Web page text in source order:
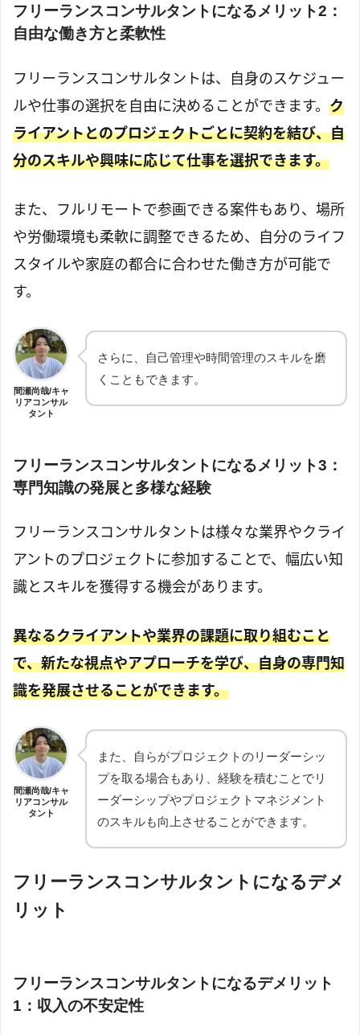
フリーランスコンサルタントになるメリット2：
自由な働き方と柔軟性
フリーランスコンサルタントは、自身のスケジュー
ルや仕事の選択を自由に決めることができます。 ク
ライアントとのプロジェクトごとに契約を結び、自
分のスキルや興味に応じて仕事を選択できます。
また、フルリモートで参画できる案件もあり、場所
や労働環境も柔軟に調整できるため、自分のライフ
スタイルや家庭の都合に合わせた働き方が可能で
す。
間瀬尚哉/キャ
リアコンサル
タント
さらに、自己管理や時間管理のスキルを磨
くこともできます。
フリーランスコンサルタントになるメリット3：
専門知識の発展と多様な経験
フリーランスコンサルタントは様々な業界やクライ
アントのプロジェクトに参加することで、幅広い知
識とスキルを獲得する機会があります。
異なるクライアントや業界の課題に取り組むこと
で、新たな視点やアプローチを学び、自身の専門知
識を発展させることができます。
間瀬尚哉/キャ
リアコンサル
タント
また、自らがプロジェクトのリーダーシッ
プを取る場合もあり、経験を積むことでリ
ーダーシップやプロジェクトマネジメント
のスキルも向上させることができます。
フリーランスコンサルタントになるデメ
リット
フリーランスコンサルタントになるデメリット
1：収入の不安定性